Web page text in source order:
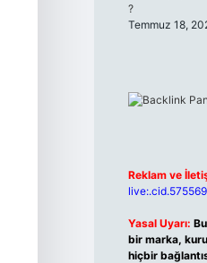
?
Temmuz 18,
Reklam ve
Yasal Uyarı:
bir marka,
hiçbir